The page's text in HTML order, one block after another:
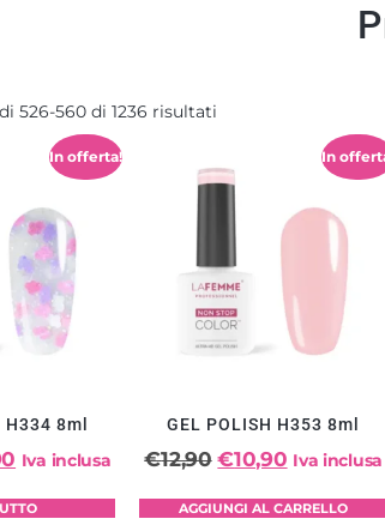
526-560 di 1236 risultati
In offerta!
H334 8ml
Iva inclusa
In
GEL POLISH H353 8ml
€12,90 €10,90 Iva inclusa
AGGIUNGI AL CARRELLO